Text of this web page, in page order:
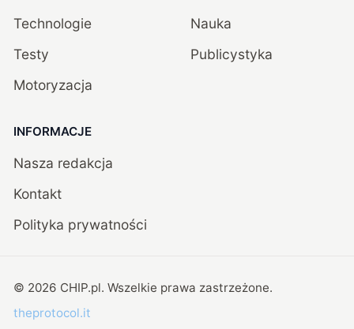
Technologie
Testy
Motoryzacja
Nauka
Publicystyka
INFORMACJE
Nasza redakcja
Kontakt
Polityka prywatności
© 2026 CHIP.pl. Wszelkie prawa zastrzeżone.
theprotocol.it